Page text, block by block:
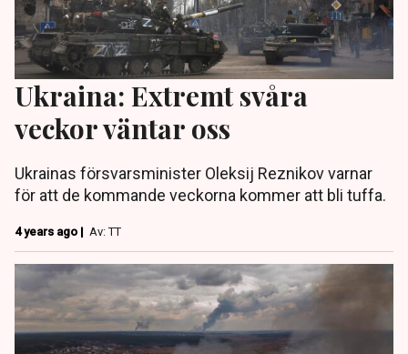
Ukraina: Extremt svåra
veckor väntar oss
Ukrainas försvarsminister Oleksij Reznikov varnar
för att de kommande veckorna kommer att bli tuffa.
4 years ago | Av: TT